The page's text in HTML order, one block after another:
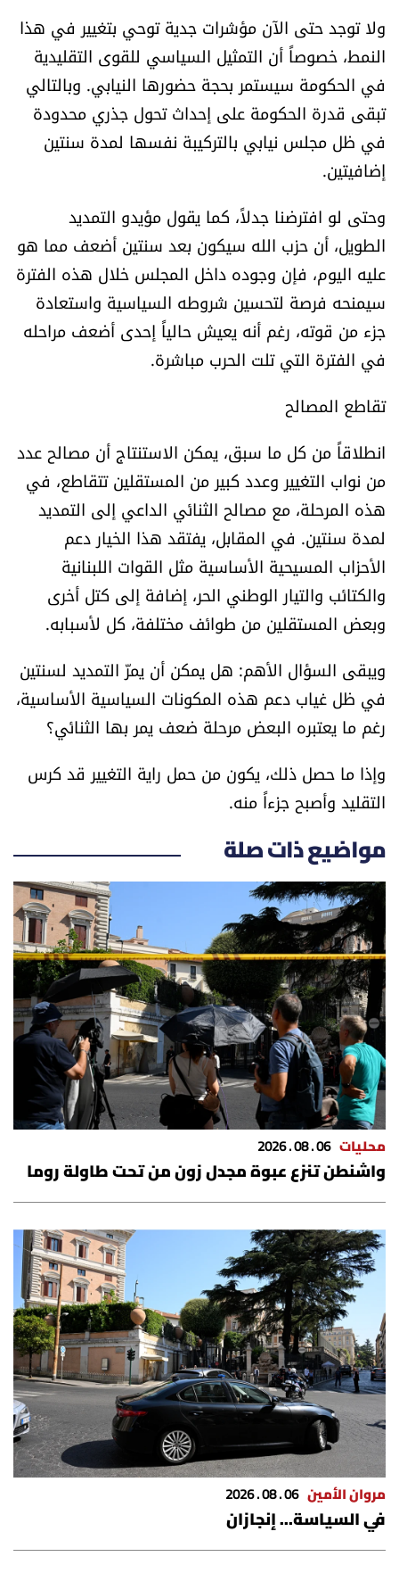
ولا توجد حتى الآن مؤشرات جدية توحي بتغيير في هذا
النمط، خصوصاً أن التمثيل السياسي للقوى التقليدية
في الحكومة سيستمر بحجة حضورها النيابي. وبالتالي
تبقى قدرة الحكومة على إحداث تحول جذري محدودة
في ظل مجلس نيابي بالتركيبة نفسها لمدة سنتين
إضافيتين.
وحتى لو افترضنا جدلاً، كما يقول مؤيدو التمديد
الطويل، أن حزب الله سيكون بعد سنتين أضعف مما هو
عليه اليوم، فإن وجوده داخل المجلس خلال هذه الفترة
سيمنحه فرصة لتحسين شروطه السياسية واستعادة
جزء من قوته، رغم أنه يعيش حالياً إحدى أضعف مراحله
في الفترة التي تلت الحرب مباشرة.
تقاطع المصالح
انطلاقاً من كل ما سبق، يمكن الاستنتاج أن مصالح عدد
من نواب التغيير وعدد كبير من المستقلين تتقاطع، في
هذه المرحلة، مع مصالح الثنائي الداعي إلى التمديد
لمدة سنتين. في المقابل، يفتقد هذا الخيار دعم
الأحزاب المسيحية الأساسية مثل القوات اللبنانية
والكتائب والتيار الوطني الحر، إضافة إلى كتل أخرى
وبعض المستقلين من طوائف مختلفة، كل لأسبابه.
ويبقى السؤال الأهم: هل يمكن أن يمرّ التمديد لسنتين
في ظل غياب دعم هذه المكونات السياسية الأساسية،
رغم ما يعتبره البعض مرحلة ضعف يمر بها الثنائي؟
وإذا ما حصل ذلك، يكون من حمل راية التغيير قد كرس
التقليد وأصبح جزءاً منه.
مواضيع ذات صلة
محليات 06 . 08 . 2026
واشنطن تنزع عبوة مجدل زون من تحت طاولة روما
مروان الأمين 06 . 08 . 2026
في السياسة... إنجازان